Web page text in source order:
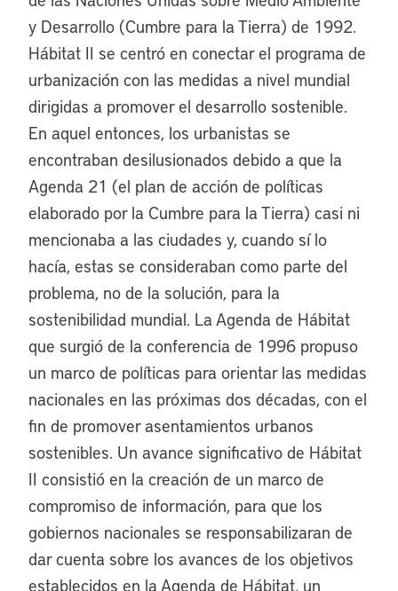
y Desarrollo (Cumbre para la Tierra) de 1992.
Hábitat II se centró en conectar el programa de
urbanización con las medidas a nivel mundial
dirigidas a promover el desarrollo sostenible.
En aquel entonces, los urbanistas se
encontraban desilusionados debido a que la
Agenda 21 (el plan de acción de políticas
elaborado por la Cumbre para la Tierra) casi ni
mencionaba a las ciudades y, cuando sí lo
hacía, estas se consideraban como parte del
problema, no de la solución, para la
sostenibilidad mundial. La Agenda de Hábitat
que surgió de la conferencia de 1996 propuso
un marco de políticas para orientar las medidas
nacionales en las próximas dos décadas, con el
fin de promover asentamientos urbanos
sostenibles. Un avance significativo de Hábitat
II consistió en la creación de un marco de
compromiso de información, para que los
gobiernos nacionales se responsabilizaran de
dar cuenta sobre los avances de los objetivos
establecidos en la Agenda de Hábitat, un